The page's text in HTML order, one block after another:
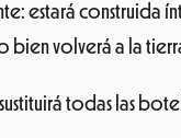
estará
bien volverá a la
todas las